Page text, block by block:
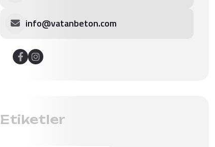
info@vatanbeton.com
Etiketler